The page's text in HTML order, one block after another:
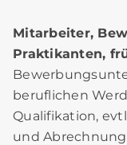
Mitarbeiter,
Praktikanten,
beruflichen
Qualifikation,
und